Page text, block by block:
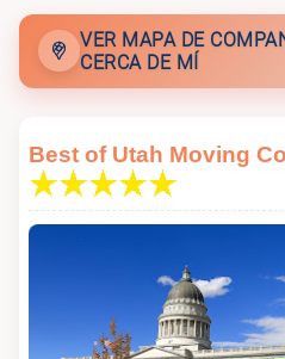
VER MAPA DE
CERCA DE MÍ
Best of Utah Moving